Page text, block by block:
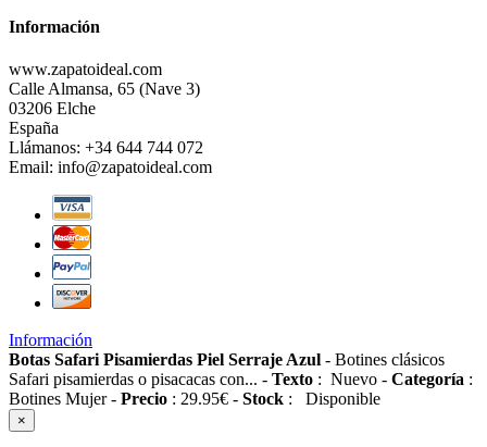
Información
www.zapatoideal.com
Calle Almansa, 65 (Nave 3)
03206 Elche
España
Llámanos: +34 644 744 072
Email: info@zapatoideal.com
Información
Botas Safari Pisamierdas Piel Serraje Azul - Botines clásicos
Safari pisamierdas o pisacacas con... - Texto : Nuevo - Categoría :
Botines Mujer- Precio : 29.95€ - Stock : Disponible
×